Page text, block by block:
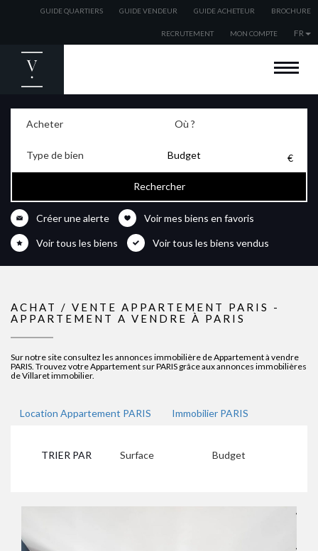
ACHETER
VENDRE
ESTIMER
EXPATRIÉS
NOS AGENCES
NOS ACTUALITÉS
GUIDE QUARTIERS GUIDE VENDEUR GUIDE ACHETEUR BROCHURE
RECRUTEMENT MON COMPTE FR
Acheter Où ?
Type de bien Budget
Créer une alerte Voir mes biens en favoris
Voir tous les biens Voir tous les biens vendus
ACHAT / VENTE APPARTEMENT PARIS -
APPARTEMENT A VENDRE À PARIS
Sur notre site consultez les annonces immobilière de Appartement à vendre
PARIS. Trouvez votre Appartement sur PARIS grâce aux annonces immobilières
de Villaret immobilier.
Location Appartement PARIS Immobilier PARIS
TRIER PAR Surface Budget